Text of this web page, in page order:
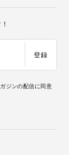
登録
ジンの配信に同意